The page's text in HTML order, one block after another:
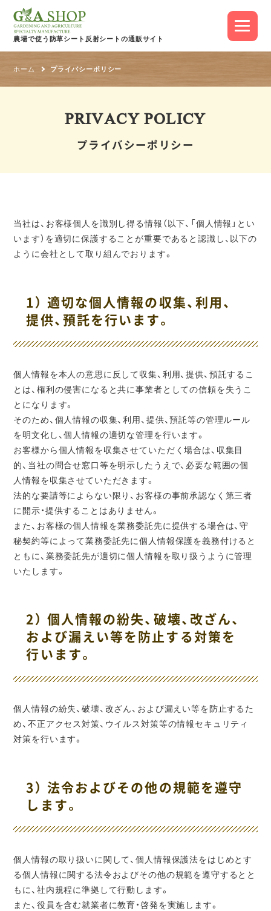
農場で使う防草シート 反射シートの通販サイト
ホーム プライバシーポリシー
PRIVACY POLICY
プライバシーポリシー
当社は、お客様個人を識別し得る情報（以下、「個人情報」とい
います）を適切に保護することが重要であると認識し、以下の
ように会社として取り組んでおります。
1） 適切な個人情報の収集、利用、
提供、預託を行います。
個人情報を本人の意思に反して収集、利用、提供、預託するこ
とは、権利の侵害になると共に事業者としての信頼を失うこ
とになります。
そのため、個人情報の収集、利用、提供、預託等の管理ルール
を明文化し、個人情報の適切な管理を行います。
お客様から個人情報を収集させていただく場合は、収集目
的、当社の問合せ窓口等を明示したうえで、必要な範囲の個
人情報を収集させていただきます。
法的な要請等によらない限り、お客様の事前承認なく第三者
に開示・提供することはありません。
また、お客様の個人情報を業務委託先に提供する場合は、守
秘契約等によって業務委託先に個人情報保護を義務付けると
ともに、業務委託先が適切に個人情報を取り扱うように管理
いたします。
2） 個人情報の紛失、破壊、改ざん、
および漏えい等を防止する対策を
行います。
個人情報の紛失、破壊、改ざん、および漏えい等を防止するた
め、不正アクセス対策、ウイルス対策等の情報セキュリティ
対策を行います。
3） 法令およびその他の規範を遵守
します。
個人情報の取り扱いに関して、個人情報保護法をはじめとす
る個人情報に関する法令およびその他の規範を遵守するとと
もに、社内規程に準拠して行動します。
また、役員を含む就業者に教育・啓発を実施します。